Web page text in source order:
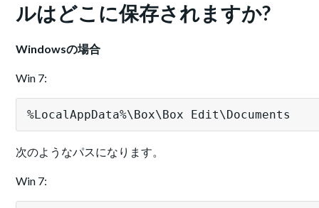
ルはどこに保存されますか?
Windowsの場合
Win 7:
%LocalAppData%\Box\Box Edit\Documents
次のようなパスになります。
Win 7: